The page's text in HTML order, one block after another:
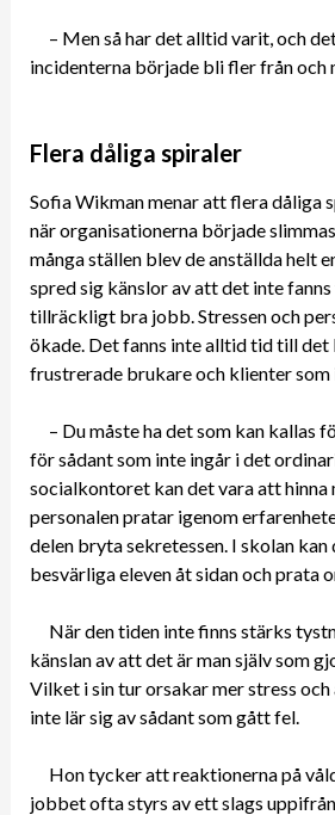
– Men så har det alltid varit, och
incidenterna började bli fler från och
Flera dåliga spiraler
Sofia Wikman menar att flera dåliga
när organisationerna började
många ställen blev de anställda helt
spred sig känslor av att det inte
tillräckligt bra jobb. Stressen och
ökade. Det fanns inte alltid tid till det
frustrerade brukare och klienter som
– Du måste ha det som kan kallas
för sådant som inte ingår i det
socialkontoret kan det vara att hinna
personalen pratar igenom
delen bryta sekretessen. I skolan
besvärliga eleven åt sidan och prata
När den tiden inte finns stärks
känslan av att det är man själv som
Vilket i sin tur orsakar mer stress
inte lär sig av sådant som gått fel.
Hon tycker att reaktionerna på
jobbet ofta styrs av ett slags